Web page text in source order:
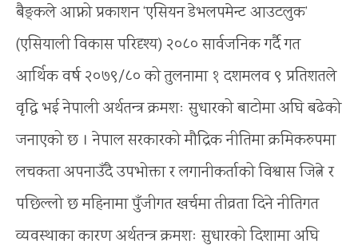
बैङ्कले आफ्नो प्रकाशन ‘एसियन डेभलपमेन्ट आउटलुक’
(एसियाली विकास परिदृश्य) २०८० सार्वजनिक गर्दै गत
आर्थिक वर्ष २०७९/८० को तुलनामा १ दशमलव ९ प्रतिशतले
वृद्धि भई नेपाली अर्थतन्त्र क्रमशः सुधारको बाटोमा अघि बढेको
जनाएको छ । नेपाल सरकारको मौद्रिक नीतिमा क्रमिकरुपमा
लचकता अपनाउँदै उपभोक्ता र लगानीकर्ताको विश्वास जित्ने र
पछिल्लो छ महिनामा पुँजीगत खर्चमा तीव्रता दिने नीतिगत
व्यवस्थाका कारण अर्थतन्त्र क्रमशः सुधारको दिशामा अघि